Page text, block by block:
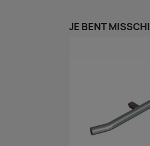
JE BENT